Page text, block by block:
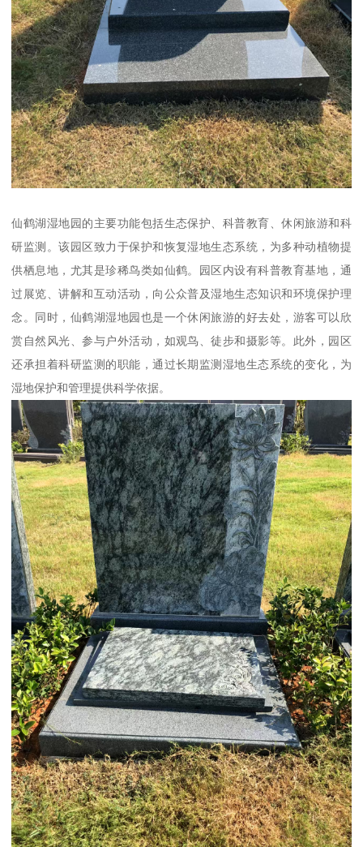
仙鹤湖湿地园的主要功能包括生态保护、科普教育、休闲旅游和科
研监测。该园区致力于保护和恢复湿地生态系统，为多种动植物提
供栖息地，尤其是珍稀鸟类如仙鹤。园区内设有科普教育基地，通
过展览、讲解和互动活动，向公众普及湿地生态知识和环境保护理
念。同时，仙鹤湖湿地园也是一个休闲旅游的好去处，游客可以欣
赏自然风光、参与户外活动，如观鸟、徒步和摄影等。此外，园区
还承担着科研监测的职能，通过长期监测湿地生态系统的变化，为
湿地保护和管理提供科学依据。